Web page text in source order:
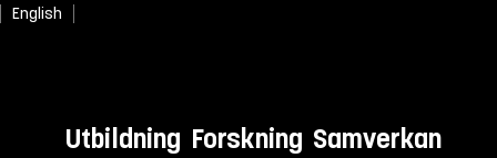
English
Utbildning Forskning Samverkan